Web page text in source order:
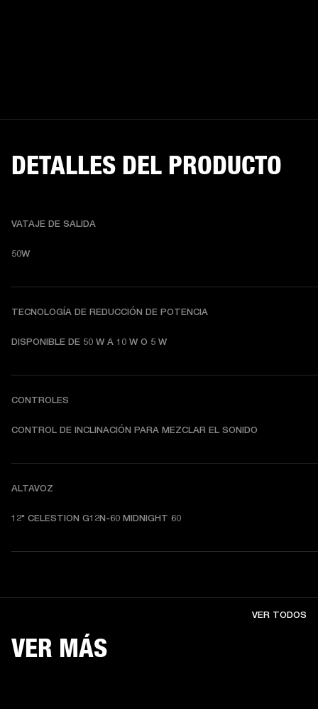
DETALLES DEL PRODUCTO
VATAJE DE SALIDA
50W
TECNOLOGÍA DE REDUCCIÓN DE POTENCIA
DISPONIBLE DE 50 W A 10 W O 5 W
CONTROLES
CONTROL DE INCLINACIÓN PARA MEZCLAR EL SONIDO
ALTAVOZ
12" CELESTION G12N-60 MIDNIGHT 60
VER MÁS
VER TODOS